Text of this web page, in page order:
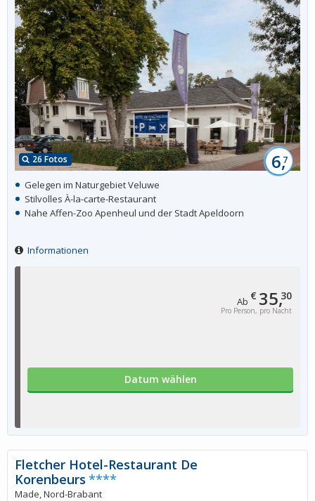
Ab € 35,30
Pro Person, pro Nacht
Datum wählen
26 Fotos 6,7
Gelegen im Naturgebiet Veluwe
Stilvolles À-la-carte-Restaurant
Nahe Affen-Zoo Apenheul und der Stadt Apeldoorn
Informationen
Fletcher Hotel-Restaurant De
Korenbeurs ****
Made, Nord-Brabant